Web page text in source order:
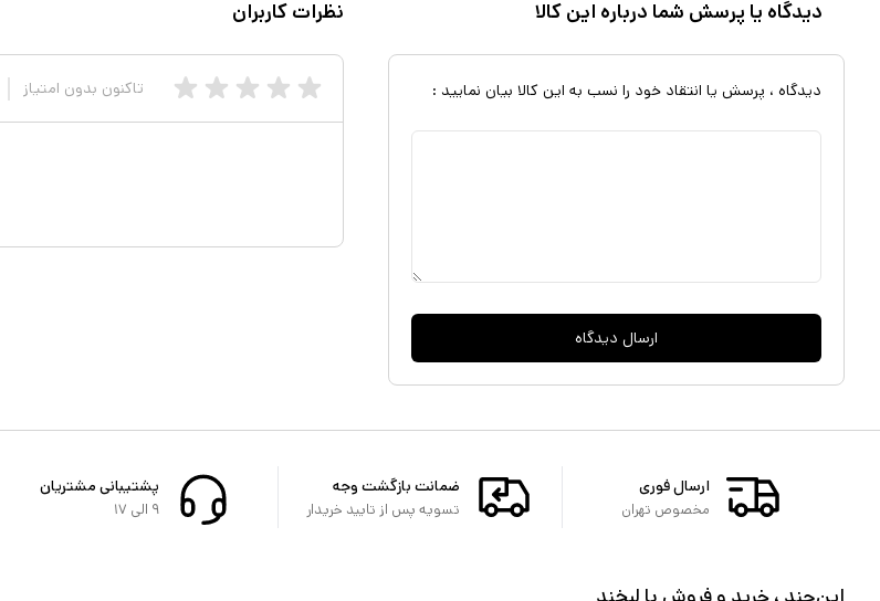
دیدگاه یا پرسش شما درباره این کالا
دیدگاه ، پرسش یا انتقاد خود را نسب به این کالا بیان نمایید :
ارسال دیدگاه
نظرات کاربران
تاکنون بدون امتیاز
ارسال فوری
مخصوص تهران
ضمانت بازگشت وجه
تسویه پس از تایید خریدار
پشتیبانی مشتریان
۹ الی ۱۷